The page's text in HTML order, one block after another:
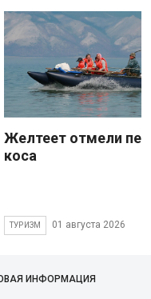
Желтеет отмели
коса
ТУРИЗМ 01 августа 2026
ИНФОРМАЦИЯ